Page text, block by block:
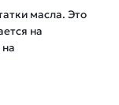
масла. Это
на